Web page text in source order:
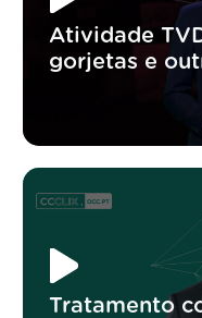
Atividade
gorjetas e
Tratamento